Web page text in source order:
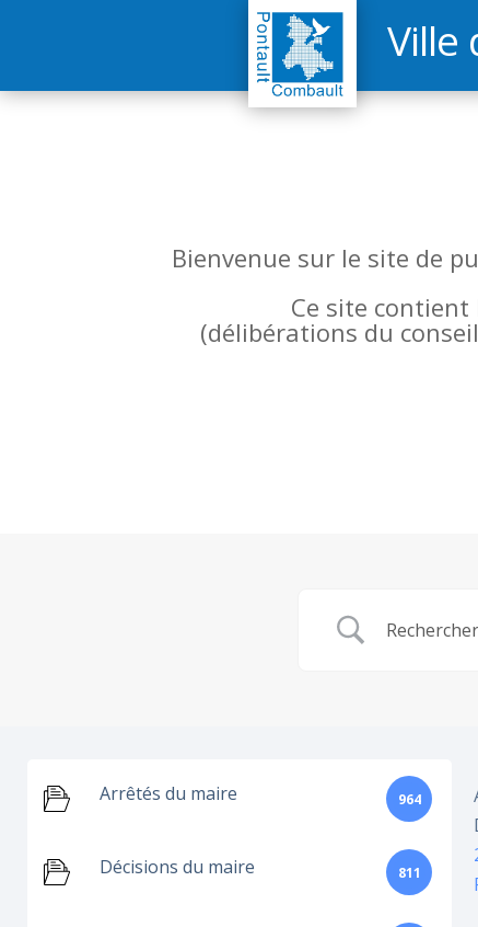
Ville
Bienvenue sur le site de
Ce site contient
(délibérations du
Arrêtés du maire 964
Décisions du maire 811